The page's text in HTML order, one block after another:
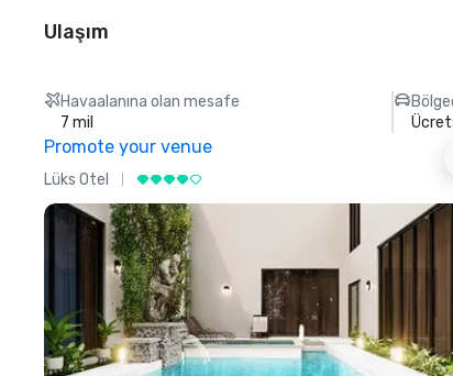
Ulaşım
Havaalanına olan mesafe
7 mil
Promote your venue
Lüks Otel